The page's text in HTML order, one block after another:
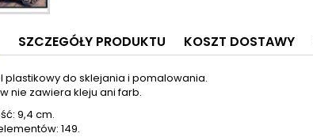
SZCZEGÓŁY PRODUKTU KOSZT DOSTAWY
plastikowy do sklejania i pomalowania.
nie zawiera kleju ani farb.
9,4 cm.
149.